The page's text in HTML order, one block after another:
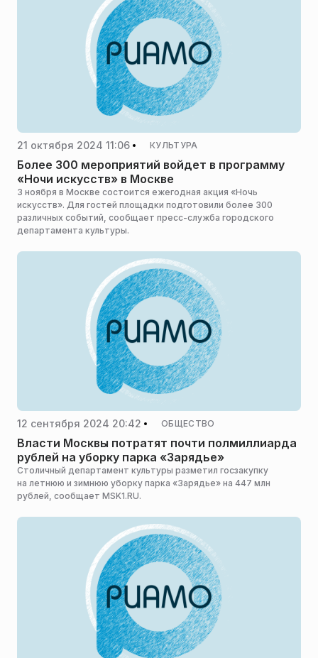
21 октября 2024 11:06 КУЛЬТУРА
Более 300 мероприятий войдет в программу
«Ночи искусств» в Москве
3 ноября в Москве состоится ежегодная акция «Ночь
искусств». Для гостей площадки подготовили более 300
различных событий, сообщает пресс-служба городского
департамента культуры.
12 сентября 2024 20:42 ОБЩЕСТВО
Власти Москвы потратят почти полмиллиарда
рублей на уборку парка «Зарядье»
Столичный департамент культуры разметил госзакупку
на летнюю и зимнюю уборку парка «Зарядье» на 447 млн
рублей, сообщает MSK1.RU.